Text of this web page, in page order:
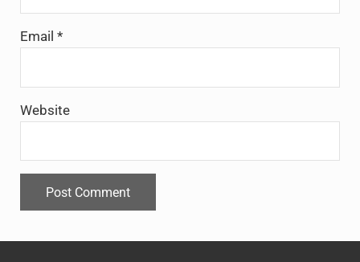
Email *
Website